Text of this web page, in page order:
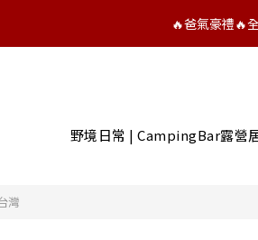
🔥爸氣豪禮🔥
野境日常 | CampingBar露營
灣